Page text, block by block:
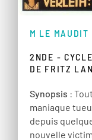
M LE MAUDIT
2NDE -
DE FRITZ
Synopsis :
maniaque
depuis
nouvelle